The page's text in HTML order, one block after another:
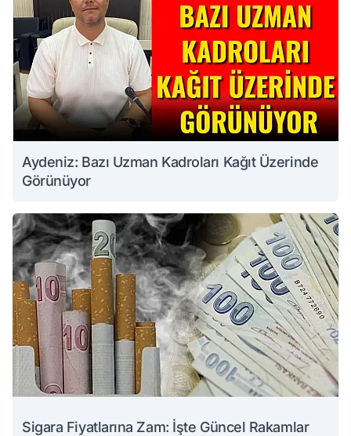
Aydeniz: Bazı Uzman Kadroları Kağıt Üzerinde
Görünüyor
Sigara Fiyatlarına Zam: İşte Güncel Rakamlar